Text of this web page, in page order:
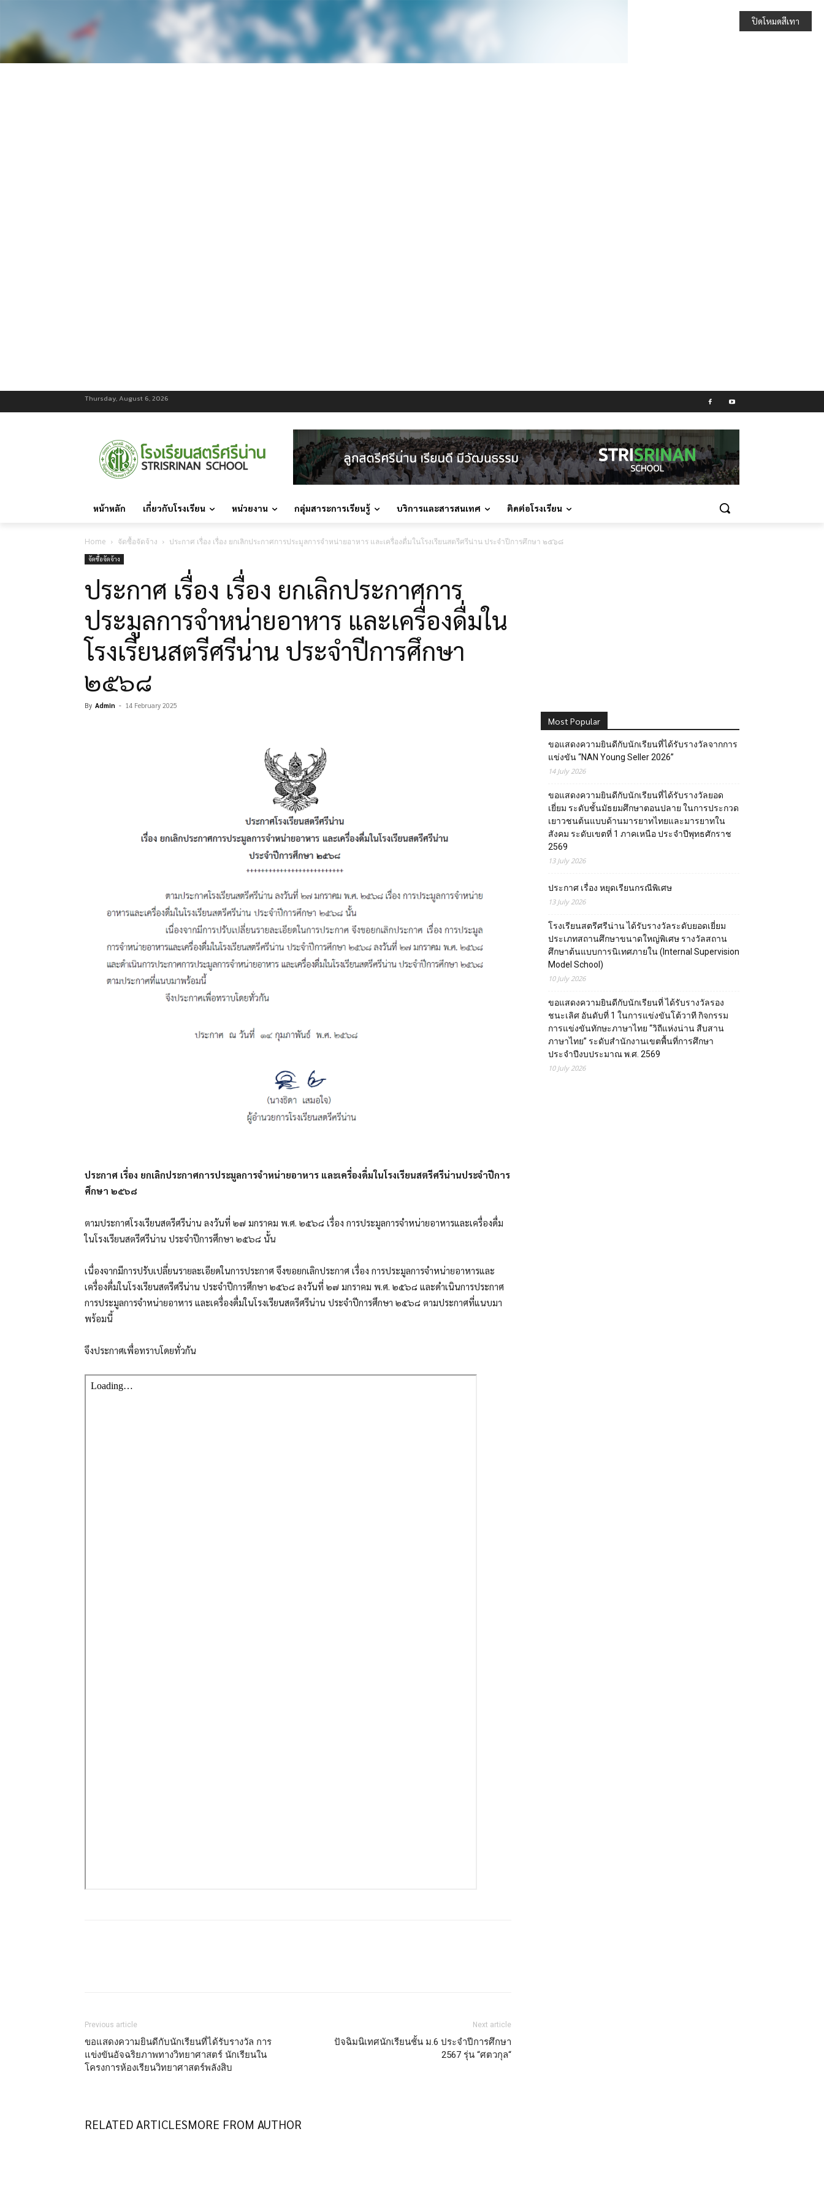
Thursday, August 6, 2026
หน้าหลัก เกี่ยวกับโรงเรียน หน่วยงาน กลุ่มสาระการเรียนรู้ บริการและสารสนเทศ ติดต่อโรงเรียน
Home จัดซื้อจัดจ้าง ประกาศ เรื่อง เรื่อง ยกเลิกประกาศการประมูลการจำหน่ายอาหาร และเครื่องดื่มในโรงเรียนสตรีศรีน่าน ประจำปีการศึกษา ๒๕๖๘
จัดซื้อจัดจ้าง
ประกาศ เรื่อง เรื่อง ยกเลิกประกาศการ
ประมูลการจำหน่ายอาหาร และเครื่องดื่มใน
โรงเรียนสตรีศรีน่าน ประจำปีการศึกษา
๒๕๖๘
By Admin - 14 February 2025
ประกาศ เรื่อง ยกเลิกประกาศการประมูลการจำหน่ายอาหาร และเครื่องดื่มในโรงเรียนสตรีศรีน่านประจำปีการ
ศึกษา ๒๕๖๘
ตามประกาศโรงเรียนสตรีศรีน่าน ลงวันที่ ๒๗ มกราคม พ.ศ. ๒๕๖๘ เรื่อง การประมูลการจำหน่ายอาหารและเครื่องดื่ม
ในโรงเรียนสตรีศรีน่าน ประจำปีการศึกษา ๒๕๖๘ นั้น
เนื่องจากมีการปรับเปลี่ยนรายละเอียดในการประกาศ จึงขอยกเลิกประกาศ เรื่อง การประมูลการจำหน่ายอาหารและ
เครื่องดื่มในโรงเรียนสตรีศรีน่าน ประจำปีการศึกษา ๒๕๖๘ ลงวันที่ ๒๗ มกราคม พ.ศ. ๒๕๖๘ และดำเนินการประกาศ
การประมูลการจำหน่ายอาหาร และเครื่องดื่มในโรงเรียนสตรีศรีน่าน ประจำปีการศึกษา ๒๕๖๘ ตามประกาศที่แนบมา
พร้อมนี้
จึงประกาศเพื่อทราบโดยทั่วกัน
Previous article
ขอแสดงความยินดีกับนักเรียนที่ได้รับรางวัล การ
แข่งขันอัจฉริยภาพทางวิทยาศาสตร์ นักเรียนใน
โครงการห้องเรียนวิทยาศาสตร์พลังสิบ
Next article
ปัจฉิมนิเทศนักเรียนชั้น ม.6 ประจำปีการศึกษา
2567 รุ่น “ศตวกุล“
RELATED ARTICLESMORE FROM AUTHOR
Most Popular
ขอแสดงความยินดีกับนักเรียนที่ได้รับรางวัลจากการ
แข่งขัน “NAN Young Seller 2026”
14 July 2026
ขอแสดงความยินดีกับนักเรียนที่ได้รับรางวัลยอด
เยี่ยม ระดับชั้นมัธยมศึกษาตอนปลาย ในการประกวด
เยาวชนต้นแบบด้านมารยาทไทยและมารยาทใน
สังคม ระดับเขตที่ 1 ภาคเหนือ ประจำปีพุทธศักราช
2569
13 July 2026
ประกาศ เรื่อง หยุดเรียนกรณีพิเศษ
13 July 2026
โรงเรียนสตรีศรีน่าน ได้รับรางวัลระดับยอดเยี่ยม
ประเภทสถานศึกษาขนาดใหญ่พิเศษ รางวัลสถาน
ศึกษาต้นแบบการนิเทศภายใน (Internal Supervision
Model School)
10 July 2026
ขอแสดงความยินดีกับนักเรียนที่ ได้รับรางวัลรอง
ชนะเลิศ อันดับที่ 1 ในการแข่งขันโต้วาที กิจกรรม
การแข่งขันทักษะภาษาไทย “วิถีแห่งน่าน สืบสาน
ภาษาไทย” ระดับสำนักงานเขตพื้นที่การศึกษา
ประจำปีงบประมาณ พ.ศ. 2569
10 July 2026
ปิดโหมดสีเทา